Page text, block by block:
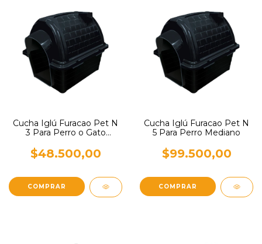
Cucha Iglú Furacao Pet N
3 Para Perro o Gato
$48.500,00
Cucha Iglú Furacao Pet N
5 Para Perro Mediano
$99.500,00